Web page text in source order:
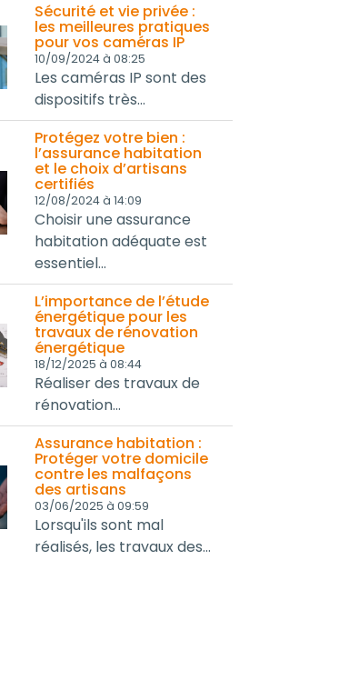
Sécurité et vie privée :
les meilleures pratiques
pour vos caméras IP
10/09/2024 à 08:25
Les caméras IP sont des
dispositifs très...
Protégez votre bien :
l’assurance habitation
et le choix d’artisans
certifiés
12/08/2024 à 14:09
Choisir une assurance
habitation adéquate est
essentiel...
L’importance de l’étude
énergétique pour les
travaux de rénovation
énergétique
18/12/2025 à 08:44
Réaliser des travaux de
rénovation...
Assurance habitation :
Protéger votre domicile
contre les malfaçons
des artisans
03/06/2025 à 09:59
Lorsqu'ils sont mal
réalisés, les travaux des...